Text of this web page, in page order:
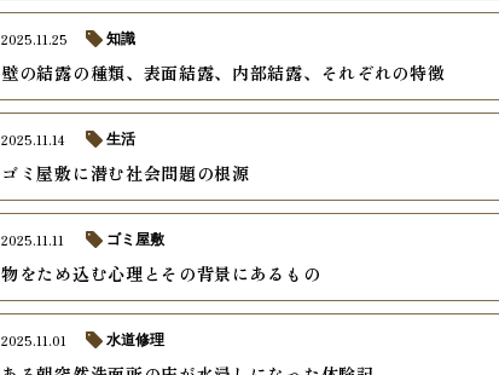
壁の結露の種類、表面結露、内部結露、それぞれの特徴
2025.11.25 知識
ゴミ屋敷に潜む社会問題の根源
2025.11.14 生活
物をため込む心理とその背景にあるもの
2025.11.11 ゴミ屋敷
2025.11.01 水道修理